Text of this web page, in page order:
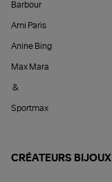
Barbour
Ami Paris
Anine Bing
Max Mara
&
Sportmax
CRÉATEURS BIJOUX